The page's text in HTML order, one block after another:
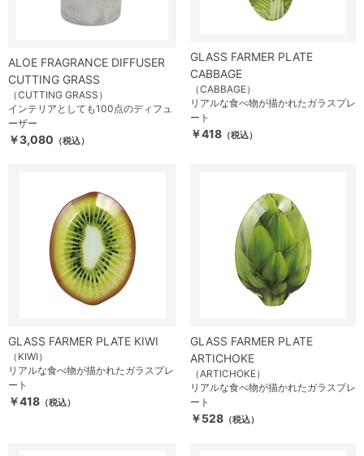
ALOE FRAGRANCE DIFFUSER
CUTTING GRASS
（CUTTING GRASS）
インテリアとしても100点のディフュ
ーザー
￥3,080 （税込）
GLASS FARMER PLATE
CABBAGE
（CABBAGE）
リアルな食べ物が描かれたガラスプレ
ート
￥418 （税込）
GLASS FARMER PLATE KIWI
（KIWI）
リアルな食べ物が描かれたガラスプレ
ート
￥418 （税込）
GLASS FARMER PLATE
ARTICHOKE
（ARTICHOKE）
リアルな食べ物が描かれたガラスプレ
ート
￥528 （税込）